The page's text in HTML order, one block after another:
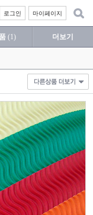
마이페이지
로그인
(1) 더보기